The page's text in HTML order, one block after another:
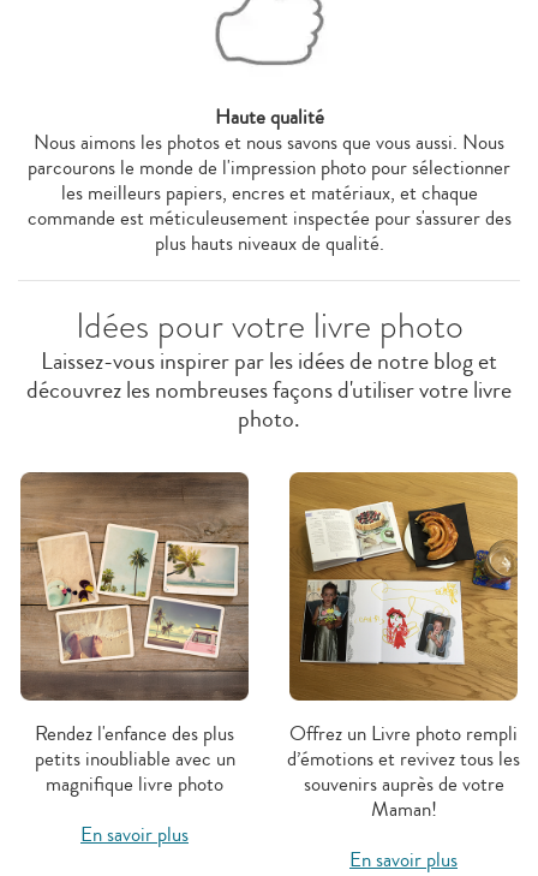
Haute qualité
Nous aimons les photos et nous savons que vous aussi. Nous
parcourons le monde de l'impression photo pour sélectionner
les meilleurs papiers, encres et matériaux, et chaque
commande est méticuleusement inspectée pour s'assurer des
plus hauts niveaux de qualité.
Idées pour votre livre photo
Laissez-vous inspirer par les idées de notre blog et
découvrez les nombreuses façons d'utiliser votre livre
photo.
Rendez l'enfance des plus
petits inoubliable avec un
magnifique livre photo
En savoir plus
Offrez un Livre photo rempli
d’émotions et revivez tous les
souvenirs auprès de votre
Maman!
En savoir plus